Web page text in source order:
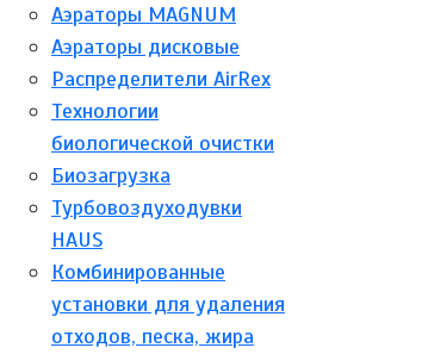
Аэраторы MAGNUM
Аэраторы дисковые
Распределители AirRex
Технологии
биологической очистки
Биозагрузка
Турбовоздуходувки
HAUS
Комбинированные
установки для удаления
отходов, песка, жира